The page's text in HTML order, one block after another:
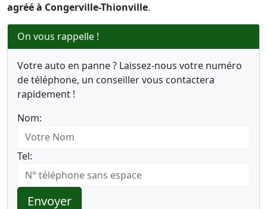
agréé à Congerville-Thionville.
On vous rappelle !
Votre auto en panne ? Laissez-nous votre numéro
de téléphone, un conseiller vous contactera
rapidement !
Nom:
Tel:
Envoyer